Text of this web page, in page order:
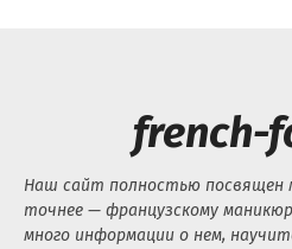
french-
Наш сайт полностью посвящен
точнее — французскому
много информации о нем,